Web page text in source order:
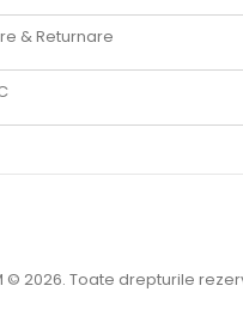
& Returnare
© 2026. Toate drepturile